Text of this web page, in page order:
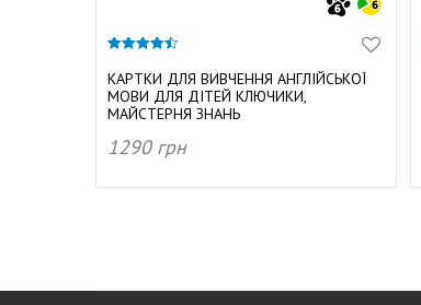
з 5
КАРТКИ ДЛЯ ВИВЧЕННЯ АНГЛІЙСЬКОЇ
МОВИ ДЛЯ ДІТЕЙ КЛЮЧИКИ,
МАЙСТЕРНЯ ЗНАНЬ
1290 грн